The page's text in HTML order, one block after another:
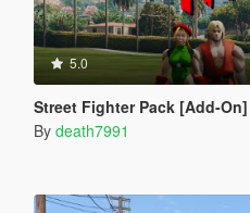
5.0
Street Fighter Pack [Add-On]
By death7991